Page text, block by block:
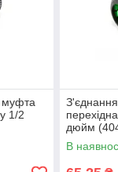
муфта
1/2
дюйм
В